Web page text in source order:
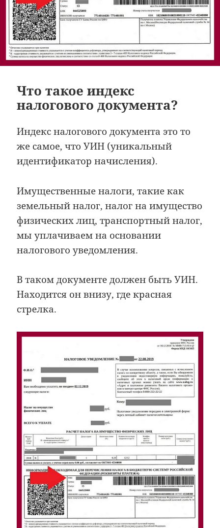
Что такое индекс
налогового документа?
Индекс налогового документа это то
же самое, что УИН (уникальный
идентификатор начисления).
Имущественные налоги, такие как
земельный налог, налог на имущество
физических лиц, транспортный налог,
мы уплачиваем на основании
налогового уведомления.
В таком документе должен быть УИН.
Находится он внизу, где красная
стрелка.